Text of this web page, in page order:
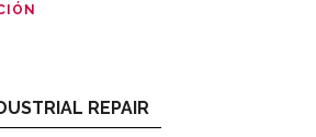
REPAIR